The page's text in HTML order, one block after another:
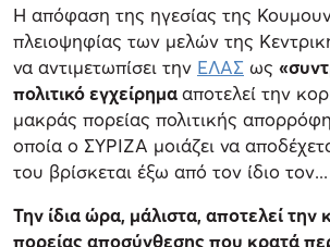
Η απόφαση της ηγεσίας της
πλειοψηφίας των μελών της
να αντιμετωπίσει την ΕΛΑΣ ως
πολιτικό εγχείρημααποτελεί την
μακράς πορείας πολιτικής
οποία ο ΣΥΡΙΖΑ μοιάζει να
του βρίσκεται έξω από τον ίδιο
Την ίδια ώρα, μάλιστα, αποτελεί
πορείας αποσύνθεσης που κρατά